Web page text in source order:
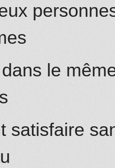
le
satisfaire